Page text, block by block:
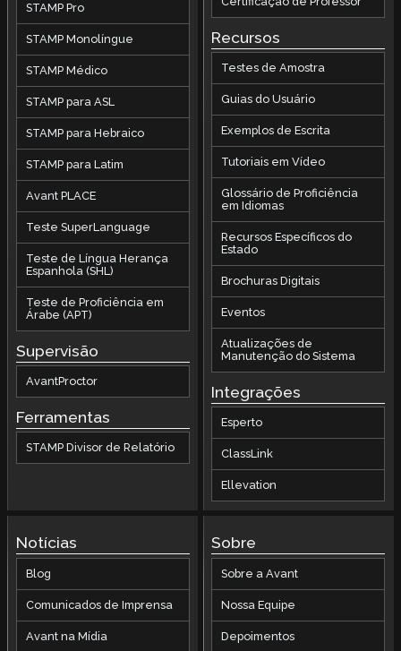
STAMP Pro
STAMP Monolíngue
STAMP Médico
STAMP para ASL
STAMP para Hebraico
STAMP para Latim
Avant PLACE
Teste SuperLanguage
Teste de Língua Herança
Espanhola (SHL)
Teste de Proficiência em
Árabe (APT)
Supervisão
AvantProctor
Ferramentas
STAMP Divisor de Relatório
Recursos
Testes de Amostra
Guias do Usuário
Exemplos de Escrita
Tutoriais em Vídeo
Glossário de Proficiência
em Idiomas
Recursos Específicos do
Estado
Brochuras Digitais
Eventos
Atualizações de
Manutenção do Sistema
Integrações
Esperto
ClassLink
Ellevation
Notícias
Blog
Comunicados de Imprensa
Avant na Mídia
Sobre
Sobre a Avant
Nossa Equipe
Depoimentos